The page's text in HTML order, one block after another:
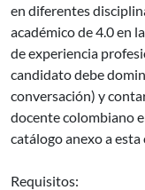
en diferentes
académico de 4.0 en
de experiencia
candidato debe
conversación) y
docente colombiano
catálogo anexo a
Requisitos: